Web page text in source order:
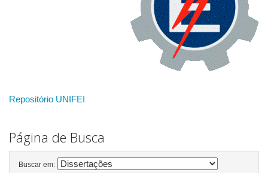
Repositório UNIFEI
Página de Busca
Buscar em: